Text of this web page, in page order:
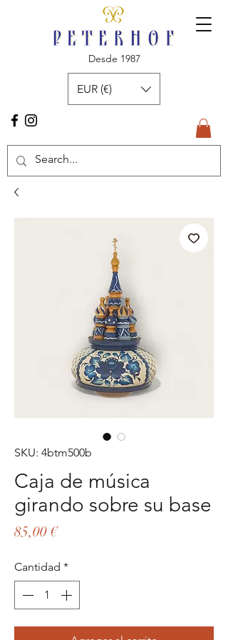
Desde 1987
EUR (€)
SKU: 4btm500b
Caja de música
girando sobre su base
85,00 €Precio
Cantidad *